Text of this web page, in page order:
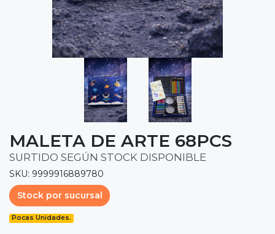
MALETA DE ARTE 68PCS
SURTIDO SEGÚN STOCK DISPONIBLE
SKU: 9999916889780
Stock por sucursal
Pocas Unidades.